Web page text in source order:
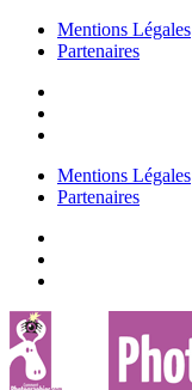
Mentions Légales
Partenaires
Mentions Légales
Partenaires